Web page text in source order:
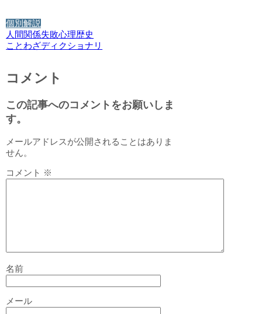
個別解説
人間関係失敗心理歴史
ことわざディクショナリ
コメント
この記事へのコメントをお願いしま
す。
メールアドレスが公開されることはありま
せん。
コメント ※
名前
メール